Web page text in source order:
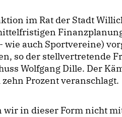
im Rat der Stadt
wie auch Sportvereine)
so der stellvertretende
Wolfgang Dille. Der
Prozent veranschlagt.
in dieser Form nicht